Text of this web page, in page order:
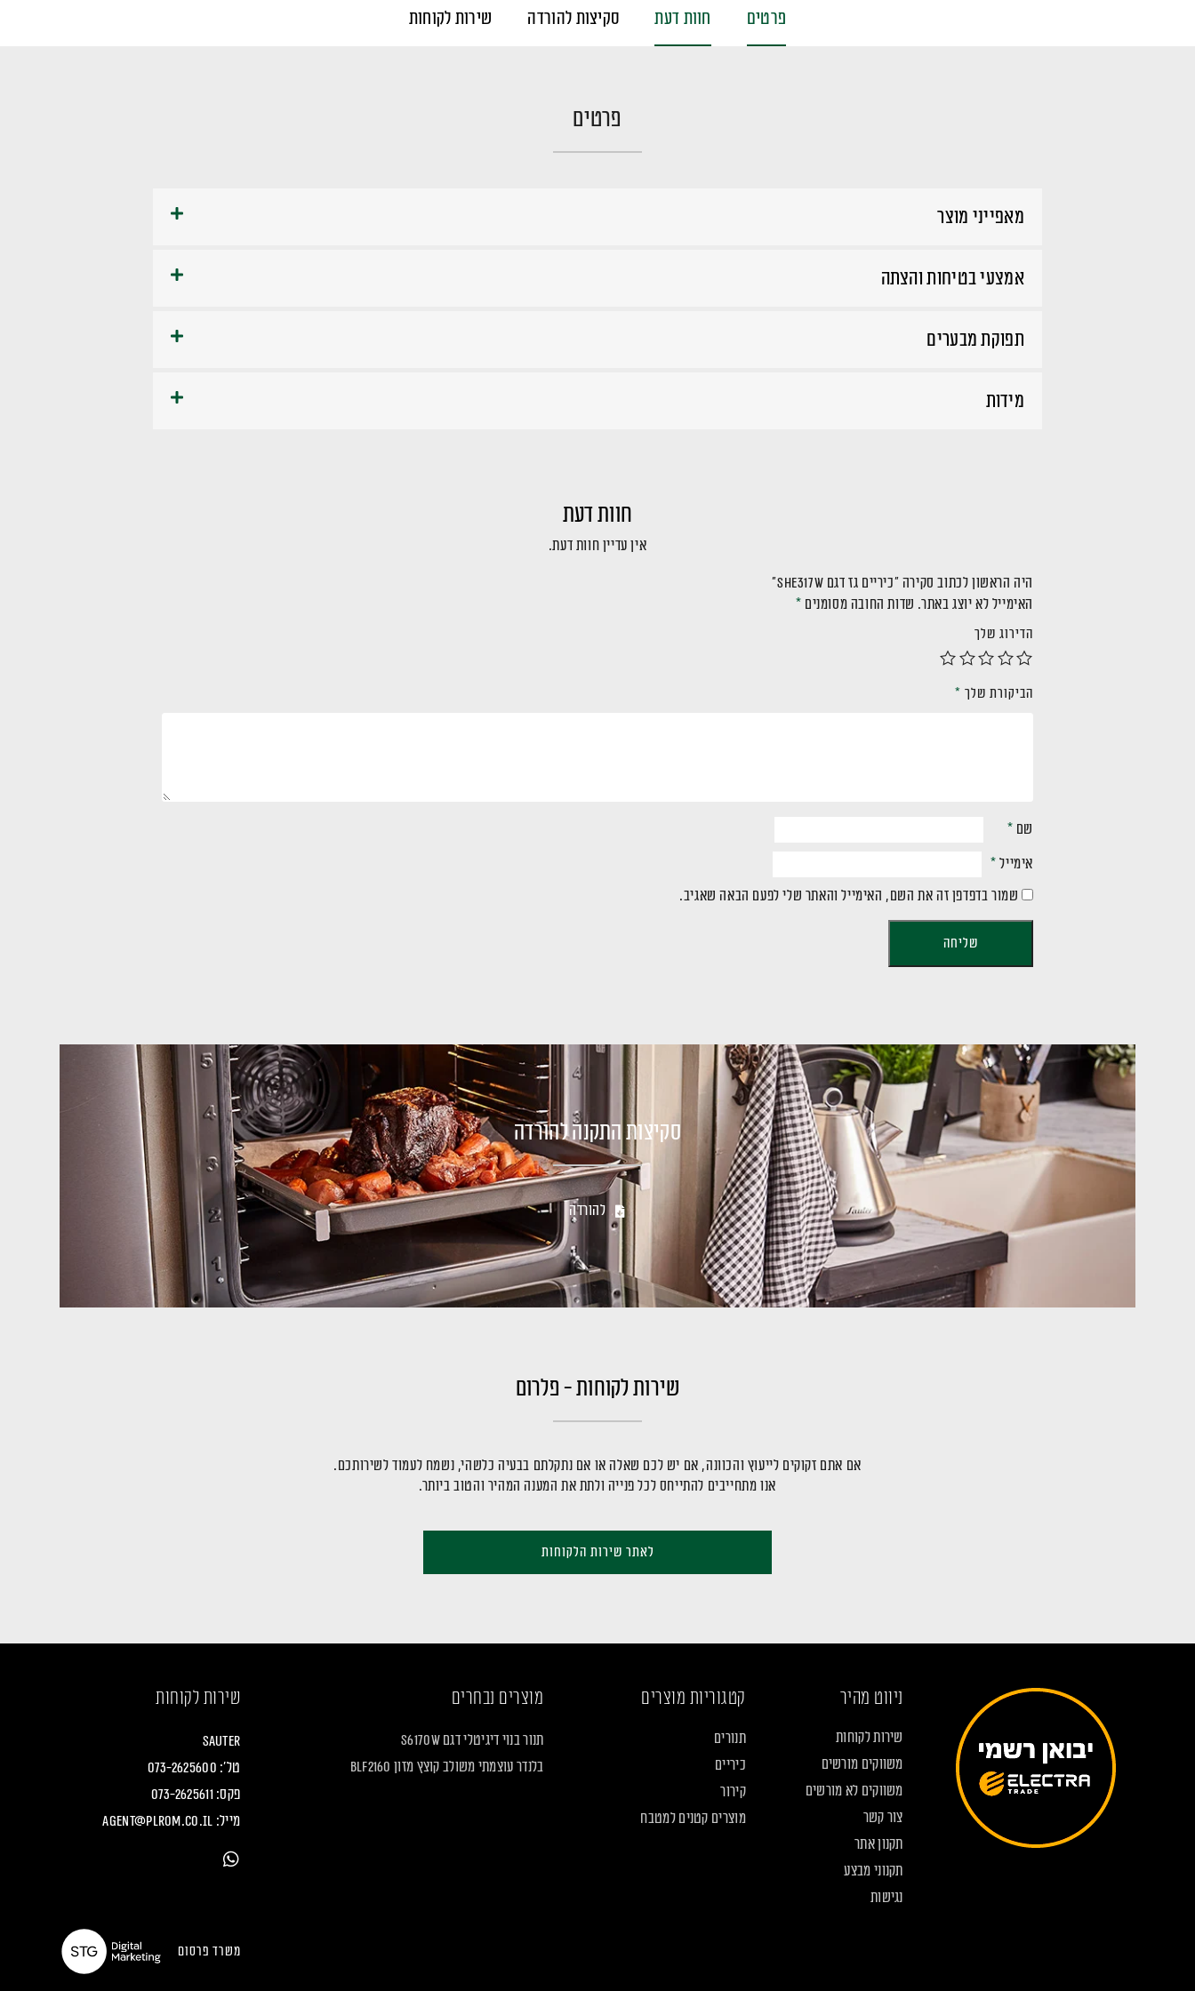
פרטים חוות דעת סקיצות להורדה שירות לקוחות
פרטים
מאפייני מוצר
אמצעי בטיחות והצתה
תפוקת מבערים
מידות
חוות דעת
אין עדיין חוות דעת.
היה הראשון לכתוב סקירה “כיריים גז דגם SHE317W”
האימייל לא יוצג באתר. שדות החובה מסומנים *
הדירוג שלך
הביקורת שלך *
שם *
אימייל *
שמור בדפדפן זה את השם, האימייל והאתר שלי לפעם הבאה שאגיב.
סקיצות התקנה להורדה
להורדה
שירות לקוחות - פלרום
אם אתם זקוקים לייעוץ והכוונה, אם יש לכם שאלה או אם נתקלתם בבעיה כלשהי, נשמח לעמוד לשירותכם.
אנו מתחייבים להתייחס לכל פנייה ולתת את המענה המהיר והטוב ביותר.
לאתר שירות הלקוחות
ניווט מהיר
שירות לקוחות
משווקים מורשים
משווקים לא מורשים
צור קשר
תקנון אתר
תקנוני מבצע
נגישות
קטגוריות מוצרים
תנורים
כיריים
קירור
מוצרים קטנים למטבח
מוצרים נבחרים
תנור בנוי דיגיטלי דגם S6170W
בלנדר עוצמתי משולב קוצץ מזון BLF2160
שירות לקוחות
Sauter
טל': 073-2625600
פקס: 073-2625611
מייל: agent@plrom.co.il
משרד פרסום